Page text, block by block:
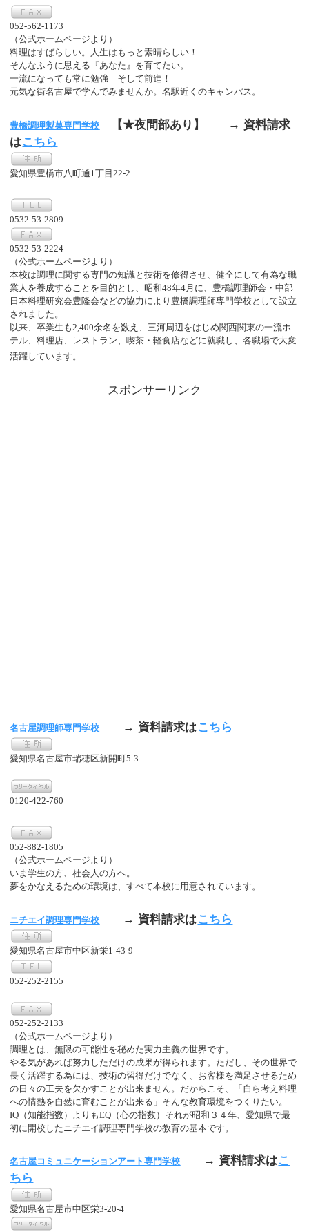
052-562-1173
（公式ホームページより）
料理はすばらしい。人生はもっと素晴らしい！
そんなふうに思える『あなた』を育てたい。
一流になっても常に勉強 そして前進！
元気な街名古屋で学んでみませんか。名駅近くのキャンパス。
豊橋調理製菓専門学校 【★夜間部あり】
→ 資料請求
はこちら
愛知県豊橋市八町通1丁目22-2
0532-53-2809
0532-53-2224
（公式ホームページより）
本校は調理に関する専門の知識と技術を修得させ、健全にして有為な職
業人を養成することを目的とし、昭和48年4月に、豊橋調理師会・中部
日本料理研究会豊隆会などの協力により豊橋調理師専門学校として設立
されました。
以来、卒業生も2,400余名を数え、三河周辺をはじめ関西関東の一流ホ
テル、料理店、レストラン、喫茶・軽食店などに就職し、各職場で大変
活躍しています。
スポンサーリンク
名古屋調理師専門学校 → 資料請求はこちら
愛知県名古屋市瑞穂区新開町5-3
0120-422-760
052-882-1805
（公式ホームページより）
いま学生の方、社会人の方へ。
夢をかなえるための環境は、すべて本校に用意されています。
ニチエイ調理専門学校 → 資料請求はこちら
愛知県名古屋市中区新栄1-43-9
052-252-2155
052-252-2133
（公式ホームページより）
調理とは、無限の可能性を秘めた実力主義の世界です。
やる気があれば努力しただけの成果が得られます。ただし、その世界で
長く活躍する為には、技術の習得だけでなく、お客様を満足させるため
の日々の工夫を欠かすことが出来ません。だからこそ、「自ら考え料理
への情熱を自然に育むことが出来る」そんな教育環境をつくりたい。
IQ（知能指数）よりもEQ（心の指数）それが昭和３４年、愛知県で最
初に開校したニチエイ調理専門学校の教育の基本です。
名古屋コミュニケーションアート専門学校 → 資料請求はこ
ちら
愛知県名古屋市中区栄3-20-4